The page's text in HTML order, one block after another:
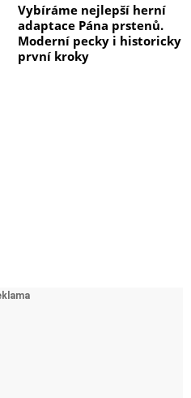
Vybíráme nejlepší herní
adaptace Pána prstenů.
Moderní pecky i historicky
první kroky